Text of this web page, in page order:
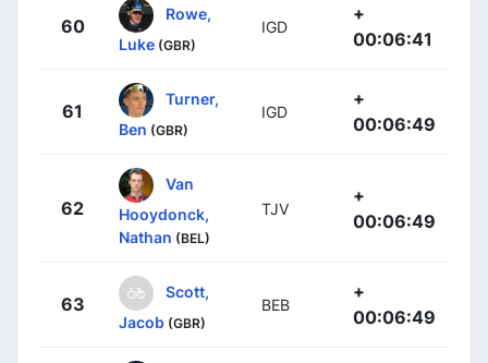
60
Rowe,
Luke (GBR)
IGD
+
00:06:41
61
Turner,
Ben (GBR)
IGD
+
00:06:49
62
Van
Hooydonck,
Nathan (BEL)
TJV
+
00:06:49
63
Scott,
Jacob (GBR)
BEB
+
00:06:49